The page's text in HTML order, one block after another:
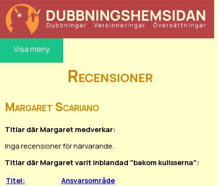
Visa meny
Recensioner
Margaret Scariano
Titlar där Margaret medverkar:
Inga recensioner för närvarande.
Titlar där Margaret varit inblandad "bakom kulisserna":
Titel:
Ansvarsområde